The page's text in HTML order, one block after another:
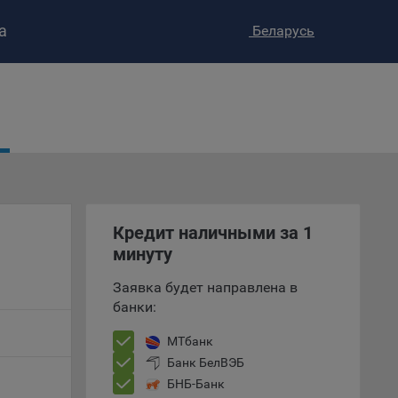
и
Беларусь
Кредит наличными за 1
минуту
Заявка будет направлена в
банки:
МТбанк
Банк БелВЭБ
БНБ-Банк